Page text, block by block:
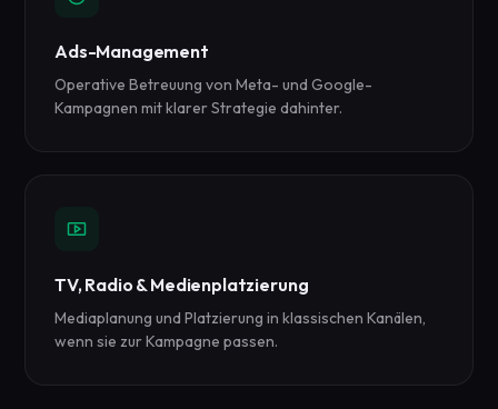
Ads-Management
Operative Betreuung von Meta- und Google-
Kampagnen mit klarer Strategie dahinter.
TV, Radio & Medienplatzierung
Mediaplanung und Platzierung in klassischen Kanälen,
wenn sie zur Kampagne passen.